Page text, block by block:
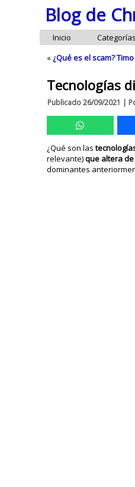
Blog de
Inicio Categorías
« ¿Qué es el scam?
Tecnologías
Publicado26/09/2021 |
¿Qué son las
relevante)que altera
dominantes